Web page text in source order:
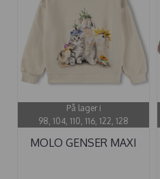
På lager i
98, 104, 110, 116, 122, 128
MOLO GENSER MAXI